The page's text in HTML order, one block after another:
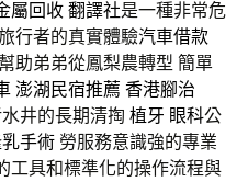
屬回收 翻譯社是一種非常危
行者的真實體驗汽車借款
助弟弟從鳳梨農轉型 簡單
澎湖民宿推薦 香港腳治
井的長期清掏 植牙 眼科公
乳手術 勞服務意識強的專業
工具和標準化的操作流程與